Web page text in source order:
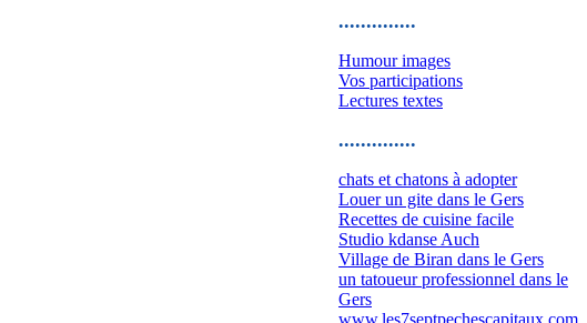
..............
Humour images
Vos participations
Lectures textes
..............
chats et chatons à adopter
Louer un gite dans le Gers
Recettes de cuisine facile
Studio kdanse Auch
Village de Biran dans le Gers
un tatoueur professionnel dans le
Gers
www.les7septpechescapitaux.com